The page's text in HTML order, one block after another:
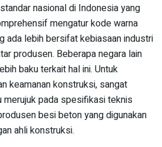
nasional di Indonesia yang
mengatur kode warna
ada lebih bersifat kebiasaan industri
produsen. Beberapa negara lain
baku terkait hal ini. Untuk
keamanan konstruksi, sangat
merujuk pada spesifikasi teknis
besi beton yang digunakan
ahli konstruksi.